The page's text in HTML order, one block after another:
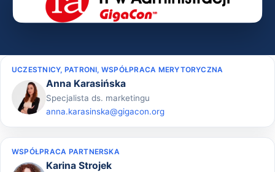
UCZESTNICY, PATRONI, WSPÓŁPRACA MERYTORYCZNA
Anna Karasińska
Specjalista ds. marketingu
anna.karasinska@gigacon.org
WSPÓŁPRACA PARTNERSKA
Karina Strojek